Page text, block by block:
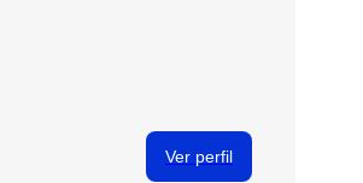
Ver perfil